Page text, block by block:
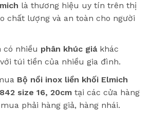
là thương hiệu uy tín trên thị
chất lượng và an toàn cho người
có nhiều phân khúc giákhác
túi tiền của nhiều gia đình.
Bộ nồi inox liền khối Elmich
size 16, 20cmtại các cửa hàng
phải hàng giả, hàng nhái.